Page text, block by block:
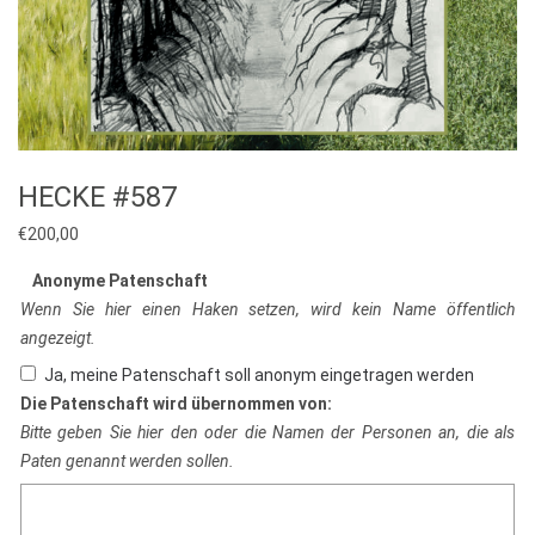
HECKE #587
€200,00
Anonyme Patenschaft
Wenn Sie hier einen Haken setzen, wird kein Name öffentlich
angezeigt.
Ja, meine Patenschaft soll anonym eingetragen werden
Die Patenschaft wird übernommen von:
Bitte geben Sie hier den oder die Namen der Personen an, die als
Paten genannt werden sollen.